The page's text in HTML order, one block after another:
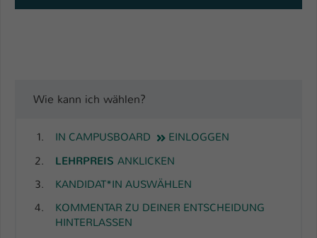
Wie kann ich wählen?
IN CAMPUSBOARD
EINLOGGEN
LEHRPREISANKLICKEN
KANDIDAT*IN AUSWÄHLEN
KOMMENTAR ZU DEINER ENTSCHEIDUNG
HINTERLASSEN